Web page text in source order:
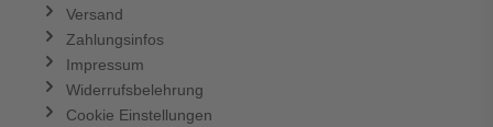
Versand
Zahlungsinfos
Impressum
Widerrufsbelehrung
Cookie Einstellungen